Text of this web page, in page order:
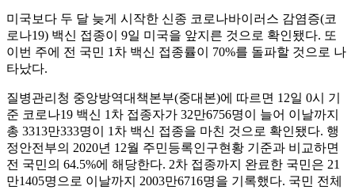
미국보다 두 달 늦게 시작한 신종 코로나바이러스 감염증(코
로나19) 백신 접종이 9일 미국을 앞지른 것으로 확인됐다. 또
이번 주에 전 국민 1차 백신 접종률이 70%를 돌파할 것으로 나
타났다.
질병관리청 중앙방역대책본부(중대본)에 따르면 12일 0시 기
준 코로나19 백신 1차 접종자가 32만6756명이 늘어 이날까지
총 3313만333명이 1차 백신 접종을 마친 것으로 확인됐다. 행
정안전부의 2020년 12월 주민등록인구현황 기준과 비교하면
전 국민의 64.5%에 해당한다. 2차 접종까지 완료한 국민은 21
만1405명으로 이날까지 2003만6716명을 기록했다. 국민 전체